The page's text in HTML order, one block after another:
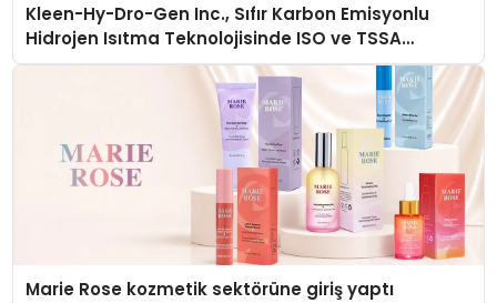
Kleen-Hy-Dro-Gen Inc., Sıfır Karbon Emisyonlu
Hidrojen Isıtma Teknolojisinde ISO ve TSSA
Düzenleyici Onaylarını Aldı
Marie Rose kozmetik sektörüne giriş yaptı